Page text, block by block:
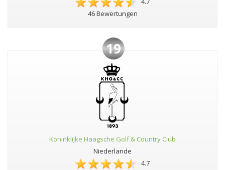
46 Bewertungen
19
Koninklijke Haagsche Golf & Country Club
Niederlande
4.7